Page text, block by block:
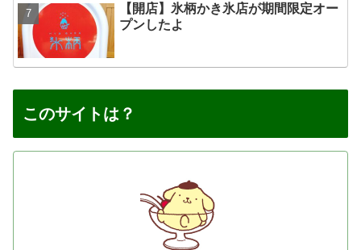
【開店】氷柄かき氷店が期間限定オー
プンしたよ
このサイトは？